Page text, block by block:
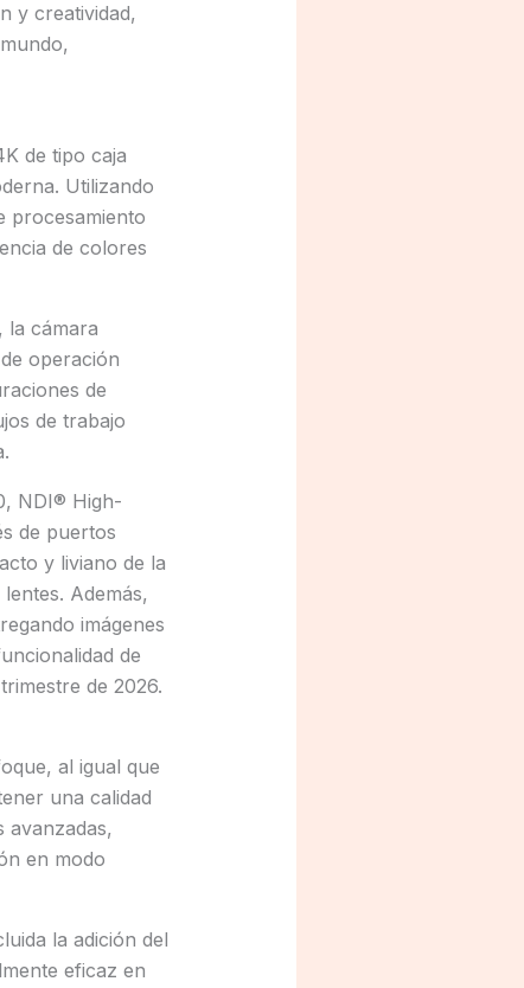
y creatividad,
de tipo caja
Utilizando
procesamiento
de colores
la cámara
operación
de
de trabajo
NDI® High-
de puertos
y liviano de la
Además,
imágenes
de
de 2026.
al igual que
una calidad
avanzadas,
en modo
la adición del
eficaz en